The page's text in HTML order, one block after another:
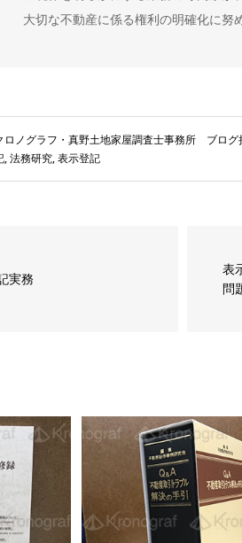
大切な不動産に係る権利の明確化に努
ロノグラフ・真野土地家屋調査士事務所 ブログ
,法務研究,表示登記
実務
表
問